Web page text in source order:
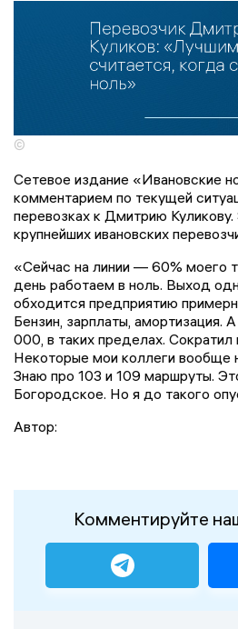
©
Сетевое издание «Ивановские
комментарием по текущей
перевозках к Дмитрию
крупнейших ивановских
«Сейчас на линии — 60% моего
день работаем в ноль. Выход
обходится предприятию
Бензин, зарплаты,
000, в таких пределах.
Некоторые мои коллеги вообще
Знаю про 103 и 109 маршруты.
Богородское. Но я до такого
Автор:
Комментируйте